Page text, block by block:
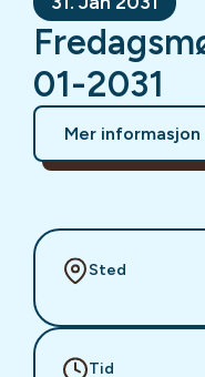
01-2031
Mer informasjon
Sted
Tid